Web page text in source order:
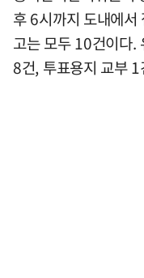
후 6시까지 도내에
고는 모두 10건이다.
8건, 투표용지 교부